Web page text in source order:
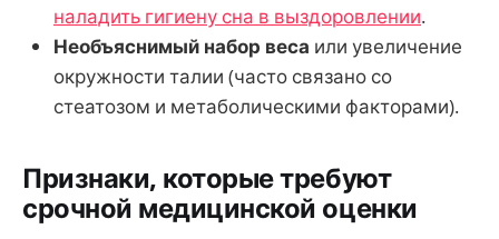
наладить гигиену сна в выздоровлении.
Необъяснимый набор веса или увеличение
окружности талии (часто связано со
стеатозом и метаболическими факторами).
Признаки, которые требуют
срочной медицинской оценки